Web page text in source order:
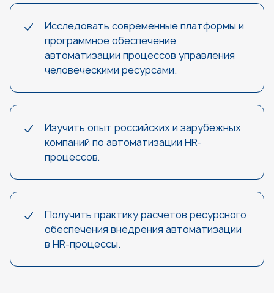
Исследовать современные платформы и
программное обеспечение
автоматизации процессов управления
человеческими ресурсами.
Изучить опыт российских и зарубежных
компаний по автоматизации HR-
процессов.
Получить практику расчетов ресурсного
обеспечения внедрения автоматизации
в HR-процессы.